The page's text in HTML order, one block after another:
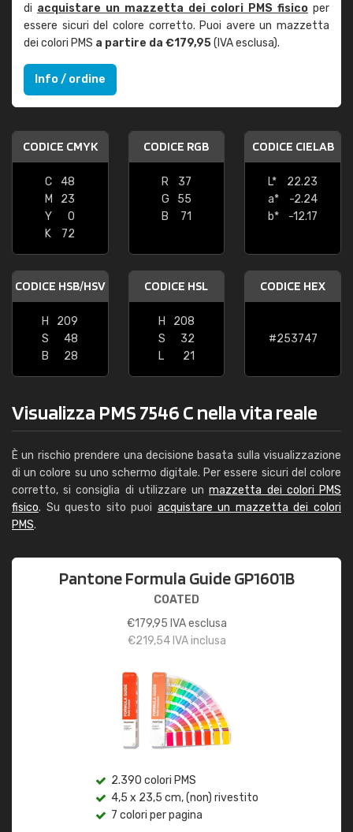
di acquistare un mazzetta dei colori PMS fisico per
essere sicuri del colore corretto. Puoi avere un mazzetta
dei colori PMS a partire da €179,95(IVA esclusa).
Info / ordine
CODICE CMYK
C
48
M
23
Y
0
K
72
CODICE RGB
R
37
G
55
B
71
CODICE CIELAB
L*
22.23
a*
-2.24
b*
-12.17
CODICE HSB/HSV
H
209
S
48
B
28
CODICE HSL
H
208
S
32
L
21
CODICE HEX
#253747
Visualizza PMS 7546 C nella vita reale
È un rischio prendere una decisione basata sulla visualizzazione
di un colore su uno schermo digitale. Per essere sicuri del colore
corretto, si consiglia di utilizzare unmazzetta dei colori PMS
fisico. Su questo sito puoi acquistare un mazzetta dei colori
PMS.
Pantone Formula Guide GP1601B
COATED
€179,95 IVA esclusa
€219,54IVA inclusa
2.390 colori PMS
4,5 x 23,5 cm, (non) rivestito
7 colori per pagina